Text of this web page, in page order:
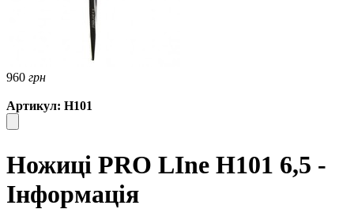
960 грн
Артикул: H101
Ножиці PRO LIne H101 6,5 -
Інформація